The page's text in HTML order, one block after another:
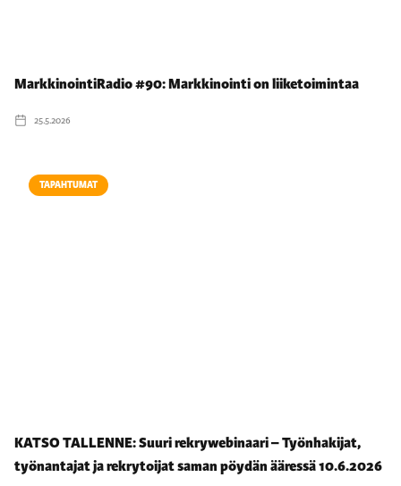
MarkkinointiRadio #90: Markkinointi on liiketoimintaa
25.5.2026
TAPAHTUMAT
KATSO TALLENNE: Suuri rekrywebinaari – Työnhakijat,
työnantajat ja rekrytoijat saman pöydän ääressä 10.6.2026